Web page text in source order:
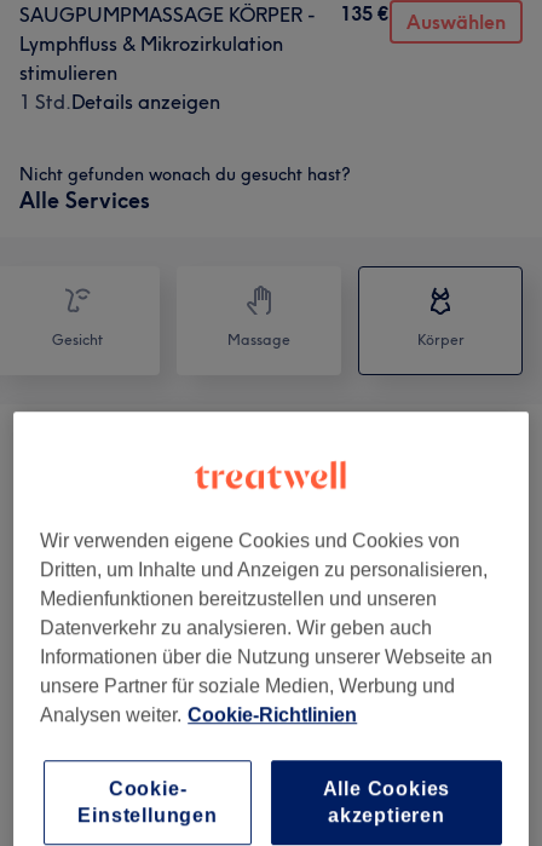
SAUGPUMPMASSAGE KÖRPER -
Lymphfluss & Mikrozirkulation
stimulieren
1 Std.Details anzeigen
135 € Auswählen
Nicht gefunden wonach du gesucht hast?
Alle Services
Gesicht Massage Körper
THERAPIE - Erweiterungen / Add-On`s (1) ab 15 €
Salonbewertungen
4,9 533 Bewertungen
Wir verwenden eigene Cookies und Cookies von
Dritten, um Inhalte und Anzeigen zu personalisieren,
Medienfunktionen bereitzustellen und unseren
Datenverkehr zu analysieren. Wir geben auch
Informationen über die Nutzung unserer Webseite an
unsere Partner für soziale Medien, Werbung und
Analysen weiter. Cookie-Richtlinien
Cookie-
Einstellungen
Alle Cookies
akzeptieren